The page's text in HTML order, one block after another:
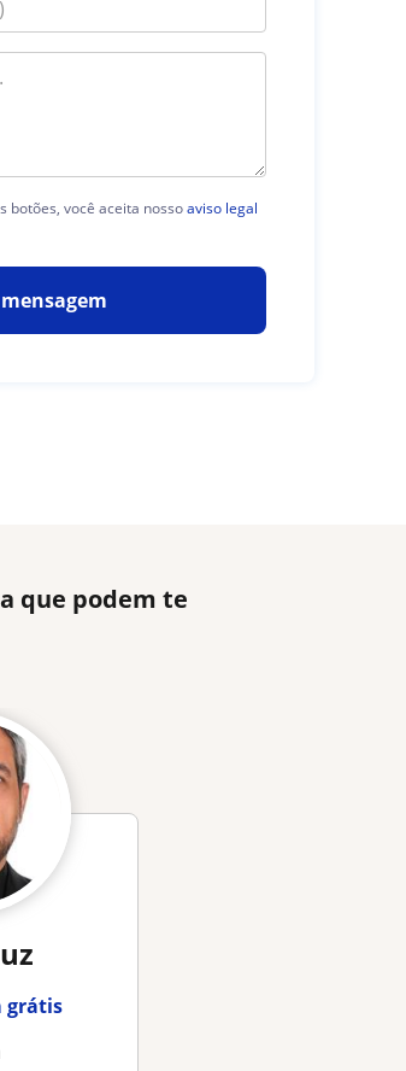
botões, você aceita nossoaviso legal
que podem te
grátis